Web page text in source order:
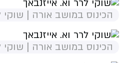
הכינוס במושב אורה | שוקי
הכינוס במושב אורה | שוקי